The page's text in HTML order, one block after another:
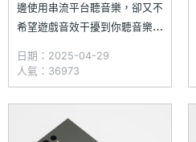
邊使用串流平台聽音樂，卻又不
希望遊戲音效干擾到你聽音樂，
閉音效外，其實三星手機用戶還
可以搭配 Good Lock 應用程
式，透過安裝 Sound Assistant
實現分軌控制 APP 音量功能，
日期：2025-04-29
人氣：36973